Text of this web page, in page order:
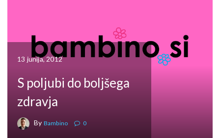
13 junija, 2012
S poljubi do boljšega
zdravja
By Bambino 0